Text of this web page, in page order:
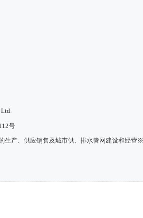
Ltd.
号
生产、供应销售及城市供、排水管网建设和经营※